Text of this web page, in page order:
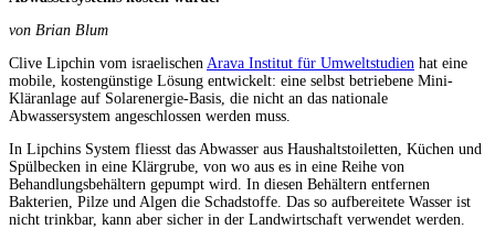
von Brian Blum
Clive Lipchin vom israelischen Arava Institut für Umweltstudien hat eine
mobile, kostengünstige Lösung entwickelt: eine selbst betriebene Mini-
Kläranlage auf Solarenergie-Basis, die nicht an das nationale
Abwassersystem angeschlossen werden muss.
In Lipchins System fliesst das Abwasser aus Haushaltstoiletten, Küchen und
Spülbecken in eine Klärgrube, von wo aus es in eine Reihe von
Behandlungsbehältern gepumpt wird. In diesen Behältern entfernen
Bakterien, Pilze und Algen die Schadstoffe. Das so aufbereitete Wasser ist
nicht trinkbar, kann aber sicher in der Landwirtschaft verwendet werden.